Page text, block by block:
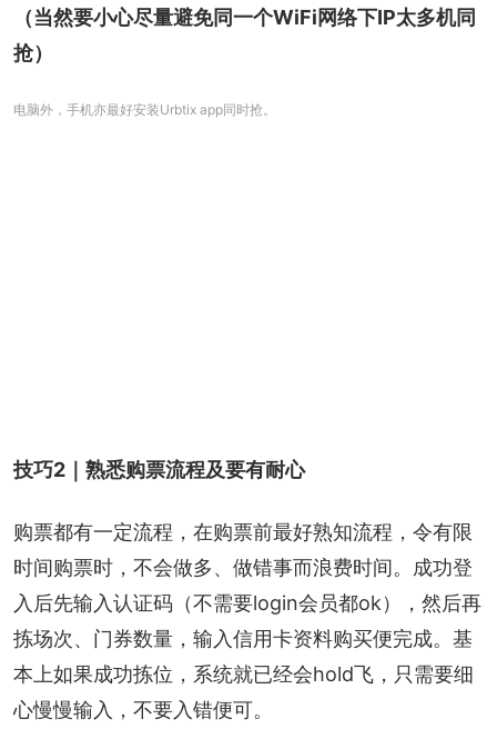
（当然要小心尽量避免同一个WiFi网络下IP太多机同
抢）
电脑外，手机亦最好安装Urbtix app同时抢。
技巧2｜熟悉购票流程及要有耐心
购票都有一定流程，在购票前最好熟知流程，令有限
时间购票时，不会做多、做错事而浪费时间。成功登
入后先输入认证码（不需要login会员都ok），然后再
拣场次、门券数量，输入信用卡资料购买便完成。基
本上如果成功拣位，系统就已经会hold飞，只需要细
心慢慢输入，不要入错便可。